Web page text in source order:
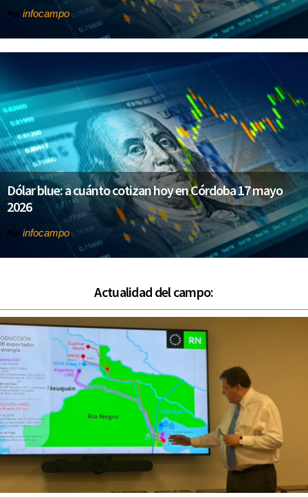
Por infocampo
Dólar blue: a cuánto cotizan hoy en Córdoba 17 mayo
2026
Por infocampo
Actualidad del campo: